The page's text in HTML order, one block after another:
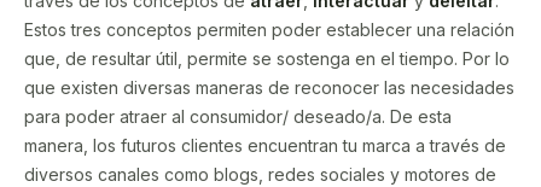
Estos tres conceptos permiten poder establecer una relación
que, de resultar útil, permite se sostenga en el tiempo. Por lo
que existen diversas maneras de reconocer las necesidades
para poder atraer al consumidor/ deseado/a. De esta
manera, los futuros clientes encuentran tu marca a través de
diversos canales como blogs, redes sociales y motores de